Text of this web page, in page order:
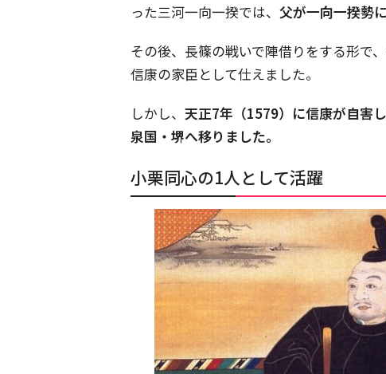
った三河一向一揆では、 父が一向一揆勢
その後、長篠の戦いで陣借りをする形で
信康の家臣として仕えました。
しかし、 天正7年（1579）に信康が自害
泉国・堺へ移りました。
小栗同心の1人として活躍